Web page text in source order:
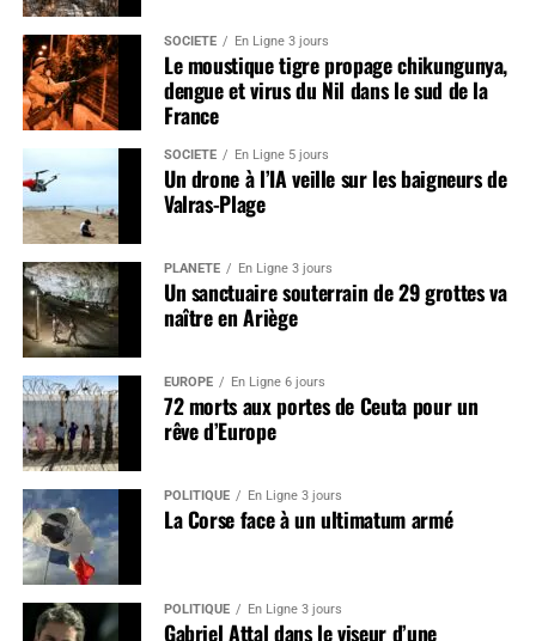
SOCIÉTÉ En Ligne 3 jours
Le moustique tigre propage chikungunya,
dengue et virus du Nil dans le sud de la
France
SOCIÉTÉ En Ligne 5 jours
Un drone à l’IA veille sur les baigneurs de
Valras-Plage
PLANÈTE En Ligne 3 jours
Un sanctuaire souterrain de 29 grottes va
naître en Ariège
EUROPE En Ligne 6 jours
72 morts aux portes de Ceuta pour un
rêve d’Europe
POLITIQUE En Ligne 3 jours
La Corse face à un ultimatum armé
POLITIQUE En Ligne 3 jours
Gabriel Attal dans le viseur d’une